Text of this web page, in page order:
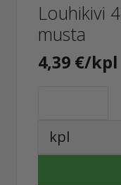
Louhikivi
musta
4,39 €/kpl
kpl